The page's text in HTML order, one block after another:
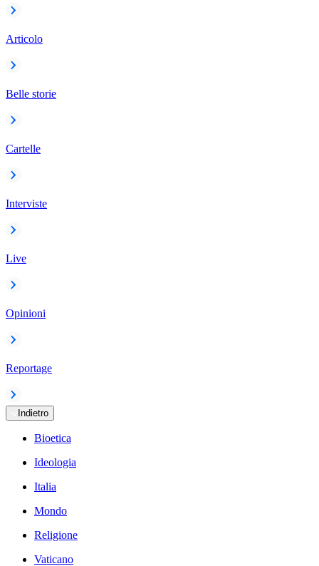
Articolo
Belle storie
Cartelle
Interviste
Live
Opinioni
Reportage
Indietro
Bioetica
Ideologia
Italia
Mondo
Religione
Vaticano